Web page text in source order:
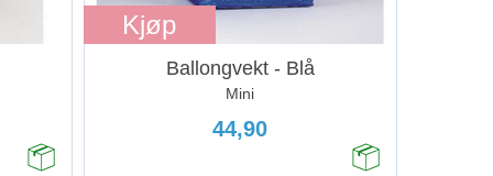
Kjøp
Ballongvekt - Blå
Mini
44,90